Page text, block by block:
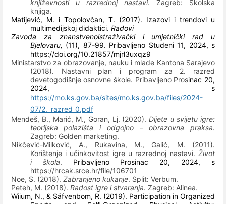
književnosti u razrednoj nastavi. Zagreb: Školska
knjiga.
Matijević, M. i Topolovčan, T. (2017). Izazovi i trendovi u
multimedijskoj didaktici. Radovi
Zavoda za znanstvenoistraživački i umjetnički rad u
Bjelovaru, (11), 87-99. Pribavljeno Studeni 11, 2024, s
https://doi.org/10.21857/mjrl3uxqz9
Ministarstvo za obrazovanje, nauku i mlade Kantona Sarajevo
(2018). Nastavni plan i program za 2. razred
devetogodišnje osnovne škole. Pribavljeno Prosinac 20,
2024, s
https://mo.ks.gov.ba/sites/mo.ks.gov.ba/files/2024-
07/2._razred_0.pdf
Mendeš, B., Marić, M., Goran, Lj. (2020).Dijete u svijetu igre:
teorijska polazišta i odgojno – obrazovna praksa.
Zagreb: Golden marketing.
Nikčević-Milković, A., Rukavina, M., Galić, M. (2011).
Korištenje i učinkovitost igre u razrednoj nastavi. Život
i škola. Pribavljeno Prosinac 20, 2024, s
https://hrcak.srce.hr/file/106701
Noe, S. (2018). Zabranjeno kukanje. Split: Verbum.
Peteh, M. (2018). Radost igre i stvaranja. Zagreb: Alinea.
Wiium, N., & Säfvenbom, R. (2019). Participation in Organized